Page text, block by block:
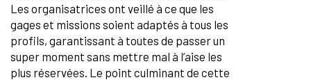
Les organisatrices ont veillé à ce que les
gages et missions soient adaptés à tous les
profils, garantissant à toutes de passer un
super moment sans mettre mal à l’aise les
plus réservées. Le point culminant de cette